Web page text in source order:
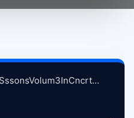
JOEJCKSN1982BBSssonsVolum3InCncrtHmmrsmthOdonLndnBritin, 8-15-1982 atse.zip